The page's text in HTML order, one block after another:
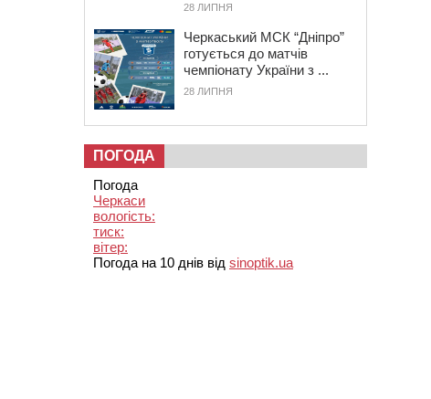
28 ЛИПНЯ
Черкаський МСК “Дніпро”
готується до матчів
чемпіонату України з ...
28 ЛИПНЯ
ПОГОДА
Погода
Черкаси
вологість:
тиск:
вітер:
Погода на 10 днів від sinoptik.ua